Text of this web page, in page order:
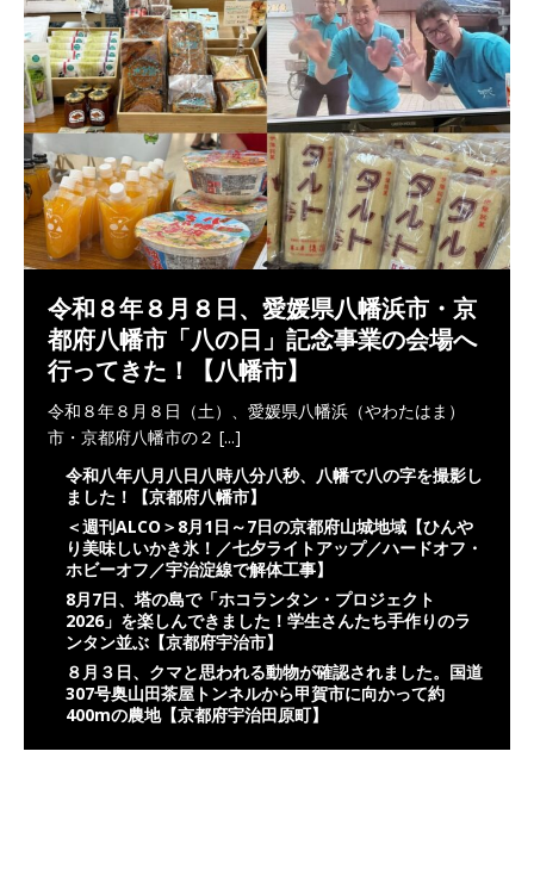
令和８年８月８日、愛媛県八幡浜市・京
都府八幡市「八の日」記念事業の会場へ
行ってきた！【八幡市】
令和８年８月８日（土）、愛媛県八幡浜（やわたはま）
市・京都府八幡市の２ [...]
令和八年八月八日八時八分八秒、八幡で八の字を撮影し
ました！【京都府八幡市】
＜週刊ALCO＞8月1日～7日の京都府山城地域【ひんや
り美味しいかき氷！／七夕ライトアップ／ハードオフ・
ホビーオフ／宇治淀線で解体工事】
8月7日、塔の島で「ホコランタン・プロジェクト
2026」を楽しんできました！学生さんたち手作りのラ
ンタン並ぶ【京都府宇治市】
８月３日、クマと思われる動物が確認されました。国道
307号奥山田茶屋トンネルから甲賀市に向かって約
400mの農地【京都府宇治田原町】